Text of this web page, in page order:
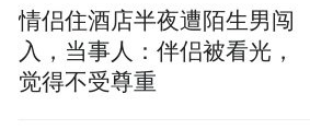
情侣住酒店半夜遭陌生男闯
入，当事人：伴侣被看光，
觉得不受尊重